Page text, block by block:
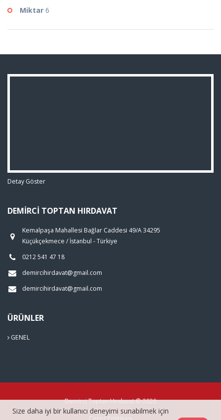
Miktar 6
Detay Göster
DEMIRCI TOPTAN HIRDAVAT
Kemalpaşa Mahallesi Bağlar Caddesi 49/A 34295
Küçükçekmece / İstanbul - Türkiye
0212 541 47 18
demircihirdavat@gmail.com
demircihirdavat@gmail.com
ÜRÜNLER
GENEL
Demirci Toptan Hırdavat © 2026
Çerez Politikası
Size daha iyi bir kullanıcı deneyimi sunabilmek için